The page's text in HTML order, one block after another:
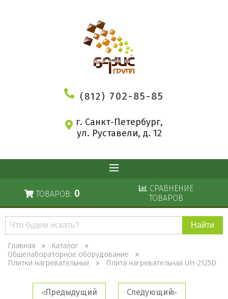
(812) 702-85-85
г. Санкт-Петербург,
ул. Руставели, д. 12
ТОВАРОВ: 0
СРАВНЕНИЕ
ТОВАРОВ
Поиск
каталогу
Главная
Каталог
Общелабораторное оборудование
Плитки нагревательные
Плита нагревательная UH-2125D
Предыдущий Следующий